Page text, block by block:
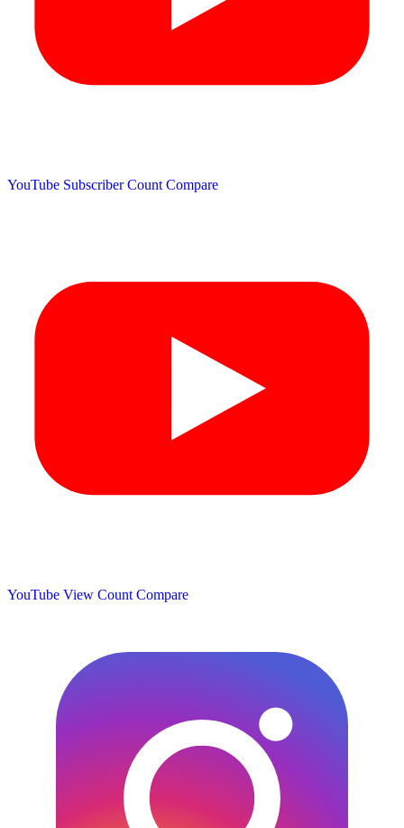
YouTube Subscriber Count Compare
YouTube View Count Compare